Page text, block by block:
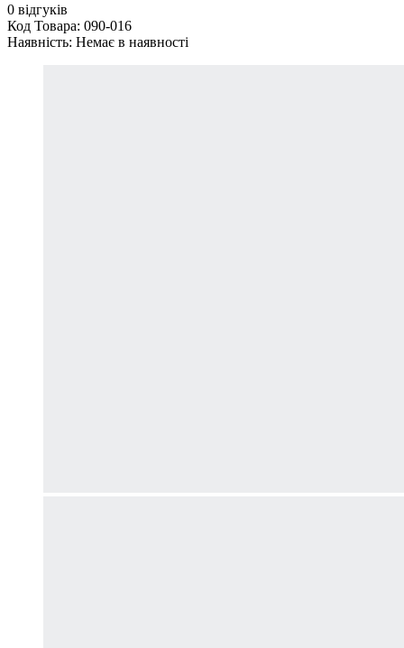
0 відгуків
Код Товара: 090-016
Наявність: Немає в наявності